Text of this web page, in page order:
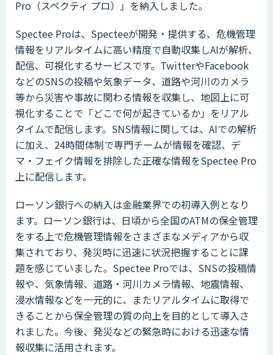
Pro（スペクティ プロ）」を納入しました。
Spectee Proは、Specteeが開発・提供する、危機管理
情報をリアルタイムに高い精度で自動収集しAIが解析、
配信、可視化するサービスです。TwitterやFacebook
などのSNSの投稿や気象データ、道路や河川のカメラ
等から災害や事故に関わる情報を収集し、地図上に可
視化することで「どこで何が起きているか」をリアル
タイムで配信します。SNS情報に関しては、AIでの解析
に加え、24時間体制で専門チームが情報を確認、デ
マ・フェイク情報を排除した正確な情報をSpectee Pro
上に配信します。
ローソン銀行への納入は金融業界での初導入例となり
ます。ローソン銀行は、日頃から全国のATMの保全管理
をする上で危機管理情報をさまざまなメディアから収
集されており、発災時に迅速に状況把握することに課
題を感じていました。Spectee Proでは、SNSの投稿情
報や、気象情報、道路・河川カメラ情報、地震情報、
浸水情報などを一元的に、またリアルタイムに取得で
きることから保全管理の質の向上を目的として導入さ
れました。今後、発災などの緊急時における迅速な情
報収集に活用されます。